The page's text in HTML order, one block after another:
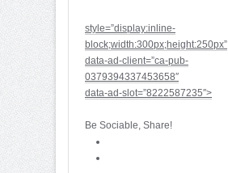
style=”display:inline-
block;width:300px;height:250px”
data-ad-client=”ca-pub-
0379394337453658″
data-ad-slot=”8222587235″>
Be Sociable, Share!